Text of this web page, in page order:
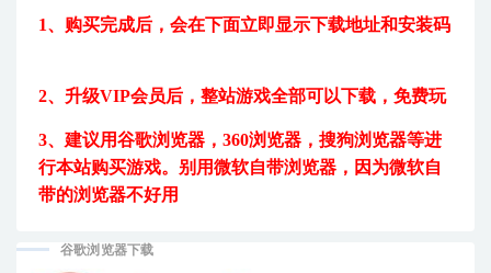
1、购买完成后， 会在下面立即显示下载地址和安装码
2、升级VIP会员后， 整站游戏全部可以下载，免费玩
3、建议用谷歌浏览器，360浏览器，搜狗浏览器等进
行本站购买游戏。 别用微软自带浏览器，因为微软自
带的浏览器不好用
谷歌浏览器下载